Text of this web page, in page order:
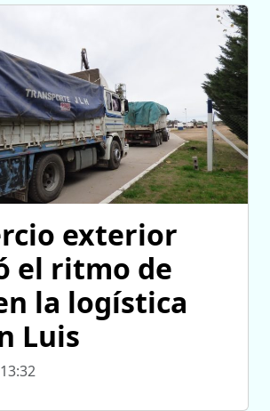
exterior
el ritmo de
la logística
Luis